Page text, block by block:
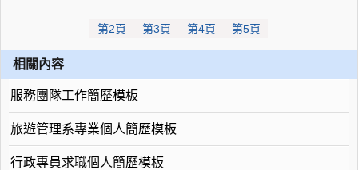
第2頁 第3頁 第4頁 第5頁
相關內容
服務團隊工作簡歷模板
旅遊管理系專業個人簡歷模板
行政專員求職個人簡歷模板